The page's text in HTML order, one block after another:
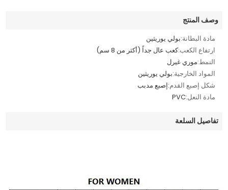
وصف المنتج
مادة البطانة:بولي يوريثين
ارتفاع الكعب:كعب عال جداً (أكثر من 8 سم)
النمط:موري غيرل
المواد الخارجية:بولي يوريثين
شكل إصبع القدم:إصبع مدبب
مادة النعل:PVC
تفاصيل السلعة